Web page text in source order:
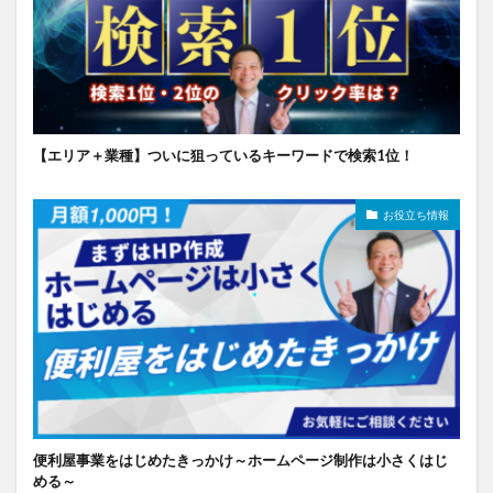
【エリア＋業種】ついに狙っているキーワードで検索1位！
お役立ち情報
便利屋事業をはじめたきっかけ～ホームページ制作は小さくはじ
める～